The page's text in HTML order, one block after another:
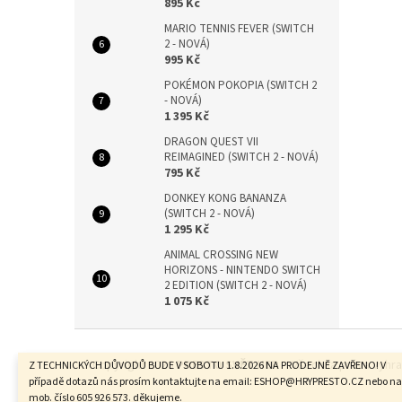
Z TECHNICKÝCH DŮVODŮ BUDE V SOBOTU 1.8.2026 NA PRODEJNĚ ZAVŘENO! V
případě dotazů nás prosím kontaktujte na email: ESHOP@HRYPRESTO.CZ nebo na
mob. číslo 605 926 573. děkujeme.
MARIO TENNIS FEVER (SWITCH
2 - NOVÁ)
995 Kč
POKÉMON POKOPIA (SWITCH 2
- NOVÁ)
1 395 Kč
DRAGON QUEST VII
REIMAGINED (SWITCH 2 - NOVÁ)
795 Kč
DONKEY KONG BANANZA
(SWITCH 2 - NOVÁ)
1 295 Kč
ANIMAL CROSSING NEW
HORIZONS - NINTENDO SWITCH
2 EDITION (SWITCH 2 - NOVÁ)
1 075 Kč
Copyright 2026PRESTO SVĚT HER -. Všechna práva